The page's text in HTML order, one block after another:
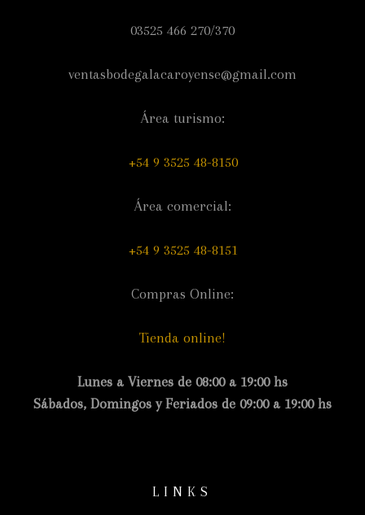
03525 466 270/370
ventasbodegalacaroyense@gmail.com
Área turismo:
+54 9 3525 48-8150
Área comercial:
+54 9 3525 48-8151
Compras Online:
Tienda online!
Lunes a Viernes de 08:00 a 19:00 hs
Sábados, Domingos y Feriados de 09:00 a 19:00 hs
LINKS